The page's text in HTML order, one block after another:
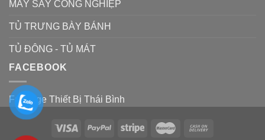
MÁY SẤY CÔNG NGHIỆP
TỦ TRƯNG BÀY BÁNH
TỦ ĐÔNG - TỦ MÁT
FACEBOOK
Fanpage Thiết Bị Thái Bình